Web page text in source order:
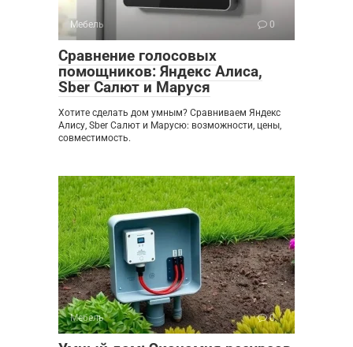
Мебель 0
Сравнение голосовых
помощников: Яндекс Алиса,
Sber Салют и Маруся
Хотите сделать дом умным? Сравниваем Яндекс
Алису, Sber Салют и Марусю: возможности, цены,
совместимость.
Мебель 0